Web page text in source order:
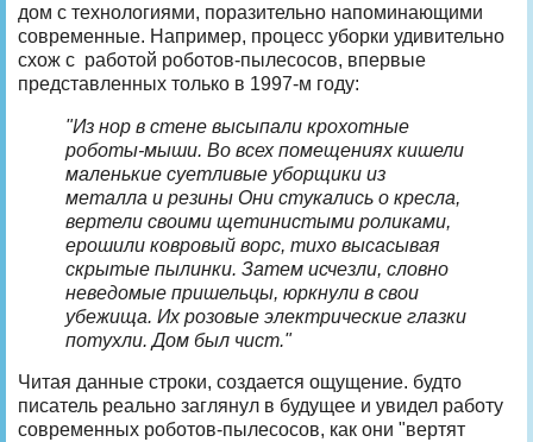
дом с технологиями, поразительно напоминающими
современные. Например, процесс уборки удивительно
схож с работой роботов-пылесосов, впервые
представленных только в 1997-м году:
"Из нор в стене высыпали крохотные
роботы-мыши. Во всех помещениях кишели
маленькие суетливые уборщики из
металла и резины Они стукались о кресла,
вертели своими щетинистыми роликами,
ерошили ковровый ворс, тихо высасывая
скрытые пылинки. Затем исчезли, словно
неведомые пришельцы, юркнули в свои
убежища. Их розовые электрические глазки
потухли. Дом был чист."
Читая данные строки, создается ощущение. будто
писатель реально заглянул в будущее и увидел работу
современных роботов-пылесосов, как они "вертят